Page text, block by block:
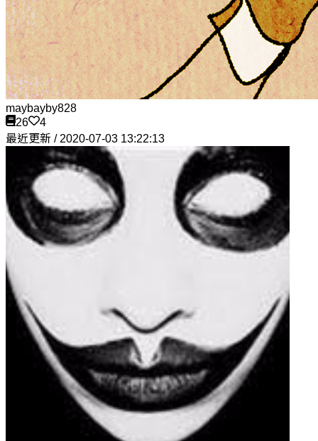
maybayby828
26
4
最近更新 / 2020-07-03 13:22:13